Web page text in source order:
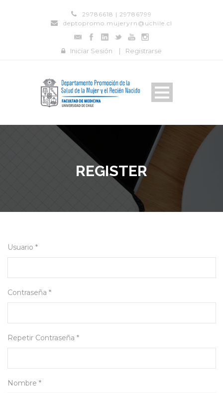
29786618 | 29786799
deptopromo.mujeryrn@uchile.cl
Iniciar Sesión | Registrarse
REGISTER
Usuario *
Contraseña *
Repetir Contraseña *
Nombre *